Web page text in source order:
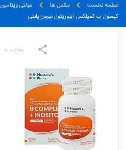
صفحه نخست مکمل ها مولتی ویتامین
کپسول ب کمپلکس اینوزیتول نیچرز پلنتی
مقایسـه